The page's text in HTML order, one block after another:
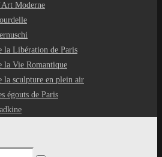
Moderne
la Libération de Paris
la Vie Romantique
la sculpture en plein air
égouts de Paris